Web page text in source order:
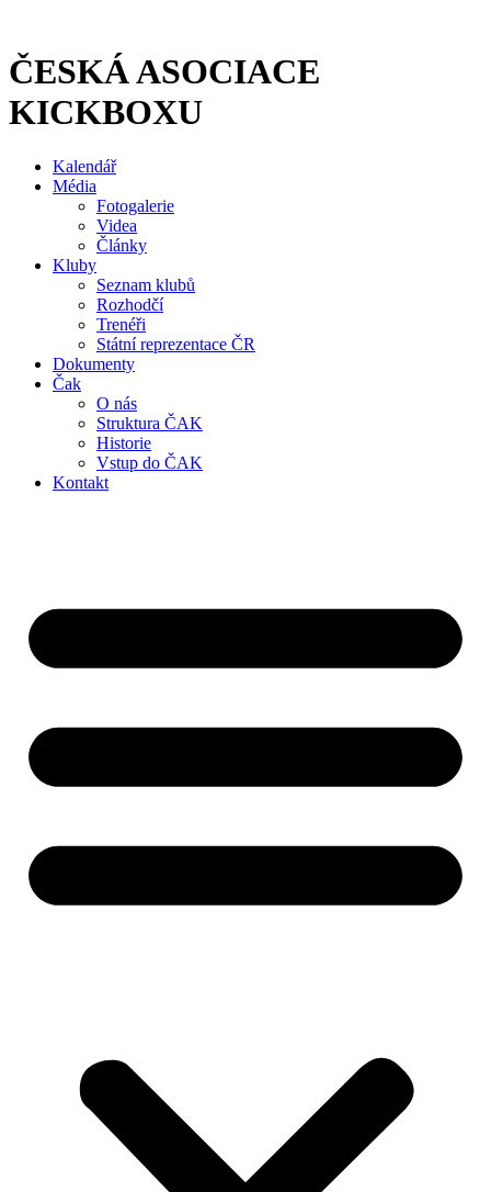
obsahu
ČESKÁ ASOCIACE
KICKBOXU
Kalendář
Média
Fotogalerie
Videa
Články
Kluby
Seznam klubů
Rozhodčí
Trenéři
Státní reprezentace ČR
Dokumenty
Čak
O nás
Struktura ČAK
Historie
Vstup do ČAK
Kontakt